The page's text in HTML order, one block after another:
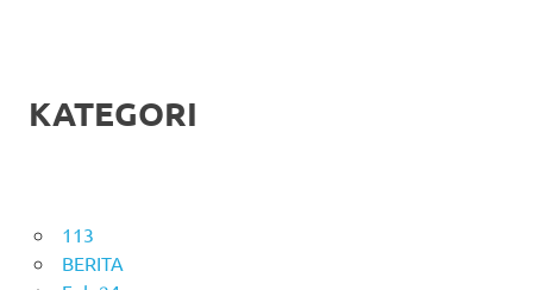
KATEGORI
113
BERITA